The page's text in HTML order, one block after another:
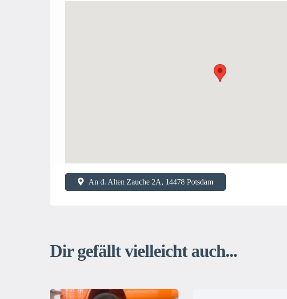
An d. Alten Zauche 2A, 14478 Potsdam
Dir gefällt vielleicht auch...